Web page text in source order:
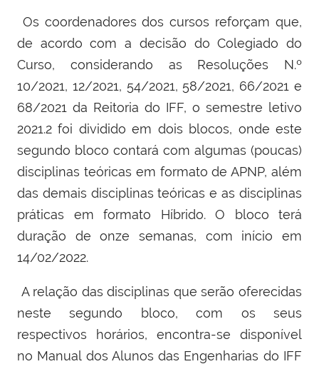
Os coordenadores dos cursos reforçam que,
de acordo com a decisão do Colegiado do
Curso, considerando as Resoluções N.º
10/2021, 12/2021, 54/2021, 58/2021, 66/2021 e
68/2021 da Reitoria do IFF, o semestre letivo
2021.2 foi dividido em dois blocos, onde este
segundo bloco contará com algumas (poucas)
disciplinas teóricas em formato de APNP, além
das demais disciplinas teóricas e as disciplinas
práticas em formato Híbrido. O bloco terá
duração de onze semanas, com início em
14/02/2022.
A relação das disciplinas que serão oferecidas
neste segundo bloco, com os seus
respectivos horários, encontra-se disponível
no Manual dos Alunos das Engenharias do IFF